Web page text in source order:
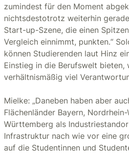
zumindest für den Moment
nichtsdestotrotz weiterhin
Start-up-Szene, die einen
Vergleich einnimmt, punkten.“
können Studierenden laut Hinz
Einstieg in die Berufswelt bieten,
verhältnismäßig viel
Mielke: „Daneben haben aber
Flächenländer Bayern,
Württemberg als
Infrastruktur nach wie vor eine
auf die Studentinnen und